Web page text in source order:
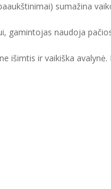
sumažina
gamintojas naudoja
išimtis ir vaikiška